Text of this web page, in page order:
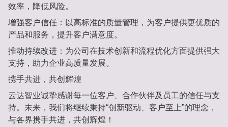
效率，降低风险‌。
增强客户信任‌：以高标准的质量管理，为客户提供更优质的
产品和服务，提升客户满意度‌。
推动持续改进‌：为公司在技术创新和流程优化方面提供强大
支持，助力企业高质量发展‌。
携手共进，共创辉煌‌
云达智业诚挚感谢每一位客户、合作伙伴及员工的信任与支
持。未来，我们将继续秉持“创新驱动、客户至上”的理念，
与各界携手共进，共创辉煌！